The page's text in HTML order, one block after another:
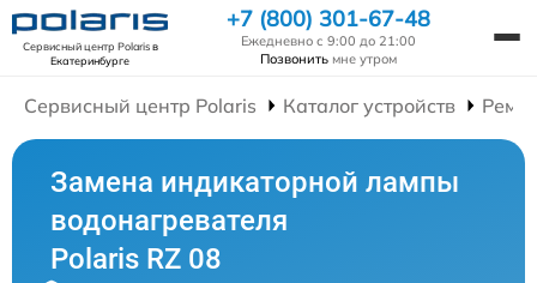
Сервисный центр Polarisв
Екатеринбурге
+7 (800) 301-67-48
Ежедневно с 9:00 до 21:00
Позвонить мне утром
Сервисный центр Polaris Каталог устройств
Замена индикаторной лампы
водонагревателя
Polaris RZ 08